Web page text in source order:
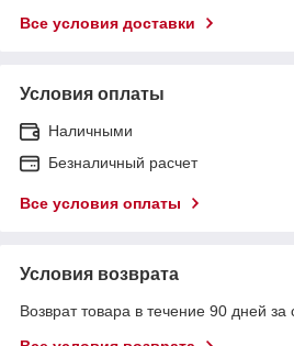
Все условия доставки
Условия оплаты
Наличными
Безналичный расчет
Все условия оплаты
Условия возврата
Возврат товара в течение 90 дней за